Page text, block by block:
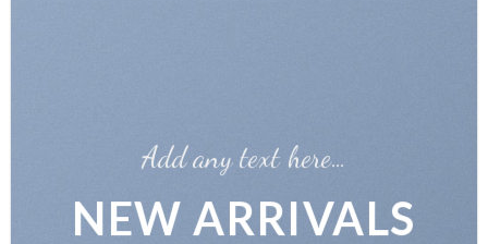
Add any text here…
NEW ARRIVALS